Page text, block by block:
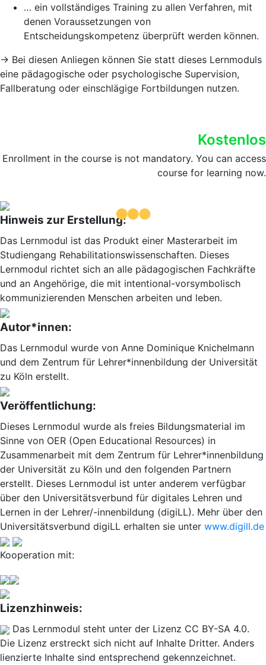
… ein vollständiges Training zu allen Verfahren, mit
denen Voraussetzungen von
Entscheidungskompetenz überprüft werden können.
→ Bei diesen Anliegen können Sie statt dieses Lernmoduls
eine pädagogische oder psychologische Supervision,
Fallberatung oder einschlägige Fortbildungen nutzen.
Kostenlos
Enrollment in the course is not mandatory. You can access
course for learning now.
Hinweis zur Erstellung:
Das Lernmodul ist das Produkt einer Masterarbeit im
Studiengang Rehabilitationswissenschaften. Dieses
Lernmodul richtet sich an alle pädagogischen Fachkräfte
und an Angehörige, die mit intentional-vorsymbolisch
kommunizierenden Menschen arbeiten und leben.
Autor*innen:
Das Lernmodul wurde von Anne Dominique Knichelmann
und dem Zentrum für Lehrer*innenbildung der Universität
zu Köln erstellt.
Veröffentlichung:
Dieses Lernmodul wurde als freies Bildungsmaterial im
Sinne von OER (Open Educational Resources) in
Zusammenarbeit mit dem Zentrum für Lehrer*innenbildung
der Universität zu Köln und den folgenden Partnern
erstellt. Dieses Lernmodul ist unter anderem verfügbar
über den Universitätsverbund für digitales Lehren und
Lernen in der Lehrer/-innenbildung (digiLL). Mehr über den
Universitätsverbund digiLL erhalten sie unter www.digill.de
Kooperation mit:
Lizenzhinweis:
Das Lernmodul steht unter der Lizenz CC BY-SA 4.0.
Die Lizenz erstreckt sich nicht auf Inhalte Dritter. Anders
lienzierte Inhalte sind entsprechend gekennzeichnet.